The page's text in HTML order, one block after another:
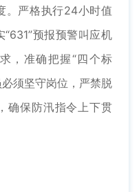
严格执行24小时值
预报预警叫应机
，准确把握“四个标
须坚守岗位，严禁脱
确保防汛指令上下贯